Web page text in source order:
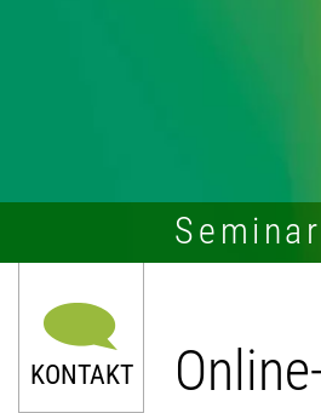
KONTAKT